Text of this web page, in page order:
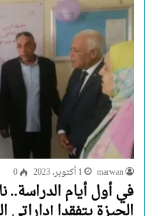
marwan 1 أكتوبر، 2023 0
في أول أيام الدراسة..